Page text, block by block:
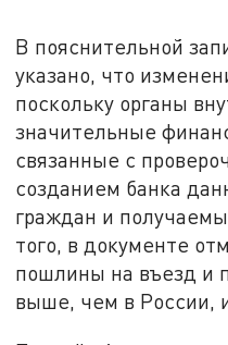
В пояснительной
указано, что
поскольку органы
значительные
связанные с
созданием банка
граждан и
того, в документе
пошлины на въезд и
выше, чем в России,